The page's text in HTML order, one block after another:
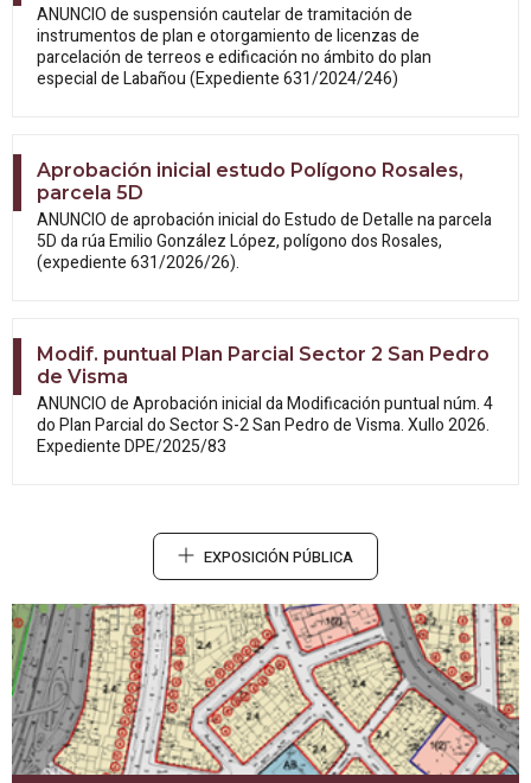
ANUNCIO de suspensión cautelar de tramitación de
instrumentos de plan e otorgamiento de licenzas de
parcelación de terreos e edificación no ámbito do plan
especial de Labañou (Expediente 631/2024/246)
Aprobación inicial estudo Polígono Rosales,
parcela 5D
ANUNCIO de aprobación inicial do Estudode Detalle na parcela
5D da rúa Emilio González López, polígono dos Rosales,
(expediente 631/2026/26).
Modif. puntual Plan Parcial Sector 2 San Pedro
de Visma
ANUNCIO de Aprobación inicial daModificación puntual núm. 4
do Plan Parcial do Sector S-2 San Pedro de Visma. Xullo 2026.
Expediente DPE/2025/83
EXPOSICIÓN PÚBLICA